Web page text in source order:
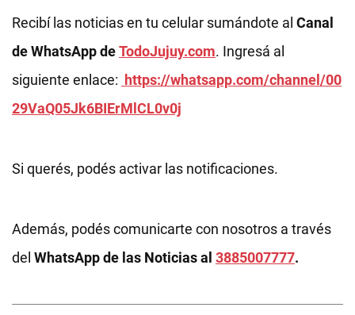
Recibí las noticias en tu celular sumándote al Canal
de WhatsApp deTodoJujuy.com. Ingresá al
siguiente enlace: https://whatsapp.com/channel/00
29VaQ05Jk6BIErMlCL0v0j
Si querés, podés activar las notificaciones.
Además, podés comunicarte con nosotros a través
del WhatsApp de las Noticias al 3885007777.